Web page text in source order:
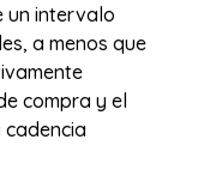
un intervalo
a menos que
compra y el